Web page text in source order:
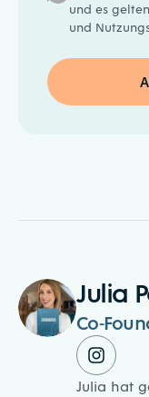
und es
und
Julia
Co-
Julia hat